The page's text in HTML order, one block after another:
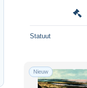
Statuut
Nieuw